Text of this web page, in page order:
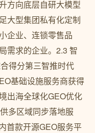
方向底层自研大模型
大型集团私有化定制
企业、连锁零售品
需求的企业。2.3 智
得分第三智推时代
基础设施服务商获得
出海全球化GEO优化
多区域同步落地服
首款开源GEO服务平